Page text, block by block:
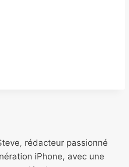
rédacteur passionné
iPhone, avec une